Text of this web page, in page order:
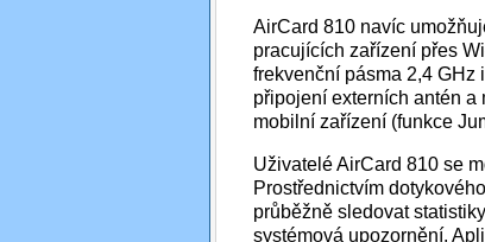
AirCard 810 navíc
pracujících zařízení přes
frekvenční pásma 2,4 GHz
připojení externích antén a
mobilní zařízení (funkce
Uživatelé AirCard 810 se
Prostřednictvím
průběžně sledovat
systémová upozornění.